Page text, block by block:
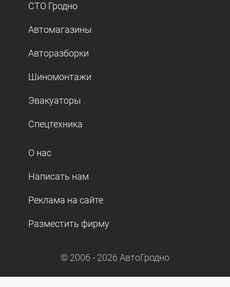
СТО Гродно
Автомагазины
Авторазборки
Шиномонтажи
Эвакуаторы
Спецтехника
О нас
Написать нам
Реклама на сайте
Разместить фирму
© 2006 - 2026 АвтоГродно